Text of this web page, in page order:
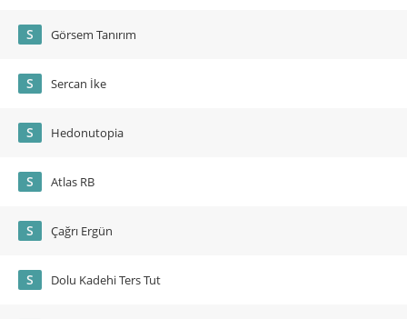
S Görsem Tanırım
S Sercan İke
S Hedonutopia
S Atlas RB
S Çağrı Ergün
S Dolu Kadehi Ters Tut